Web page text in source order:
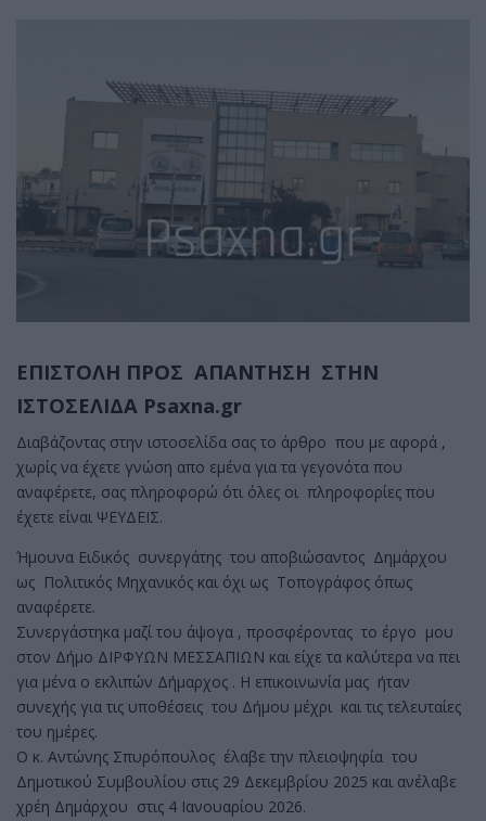
ΕΠΙΣΤΟΛΗ ΠΡΟΣ ΑΠΑΝΤΗΣΗ ΣΤΗΝ
ΙΣΤΟΣΕΛΙΔΑ Psaxna.gr
Διαβάζοντας στην ιστοσελίδα σας το άρθρο που με αφορά ,
χωρίς να έχετε γνώση απο εμένα για τα γεγονότα που
αναφέρετε, σας πληροφορώ ότι όλες οι πληροφορίες που
έχετε είναι ΨΕΥΔΕΙΣ.
Ήμουνα Ειδικός συνεργάτης του αποβιώσαντος Δημάρχου
ως Πολιτικός Μηχανικός και όχι ως Τοπογράφος όπως
αναφέρετε.
Συνεργάστηκα μαζί του άψογα , προσφέροντας το έργο μου
στον Δήμο ΔΙΡΦΥΩΝ ΜΕΣΣΑΠΙΩΝ και είχε τα καλύτερα να πει
για μένα ο εκλιπών Δήμαρχος . Η επικοινωνία μας ήταν
συνεχής για τις υποθέσεις του Δήμου μέχρι και τις τελευταίες
του ημέρες.
Ο κ. Αντώνης Σπυρόπουλος έλαβε την πλειοψηφία του
Δημοτικού Συμβουλίου στις 29 Δεκεμβρίου 2025 και ανέλαβε
χρέη Δημάρχου στις 4 Ιανουαρίου 2026.